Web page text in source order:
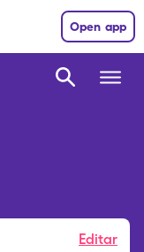
Open app
Editar